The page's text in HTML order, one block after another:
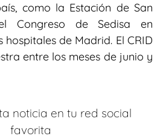
como la Estación de San
Congreso de Sedisa en
de Madrid. El CRID
entre los meses de junio y
noticia en tu red social
favorita